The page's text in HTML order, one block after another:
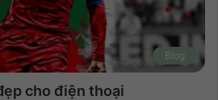
Blog
cho điện thoại